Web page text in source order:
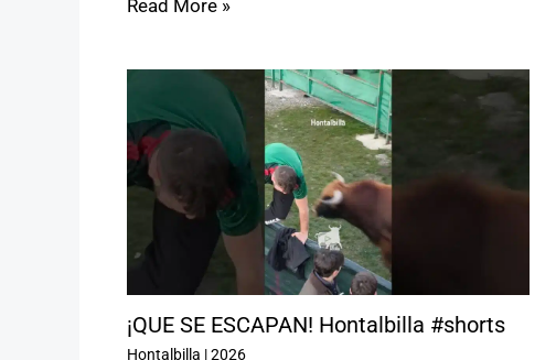
Read More »
¡QUE SE ESCAPAN! Hontalbilla #shorts
Hontalbilla |2026